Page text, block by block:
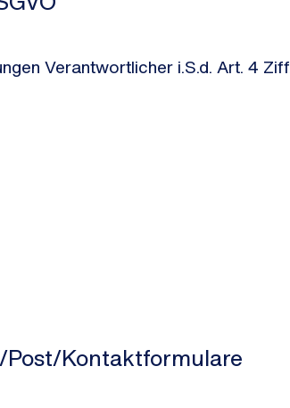
Verantwortlicher i.S.d. Art. 4
Kontaktformulare